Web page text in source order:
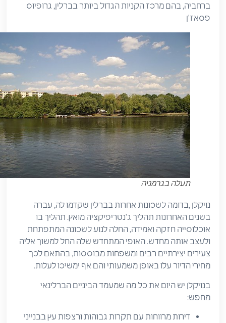
ברחביה, בהם מרכז הקניות הגדול ביותר בברלין, גרופיוס
פסאז'ן
תעלה בגרמניה
נויקלן ,בדומה לשכונות אחרות בברלין שקדמו לה, עברה
בשנים האחרונות תהליך ג'נטריפיקציה מואץ. תהליך בו
אוכלוסייה חזקה ואמידה, החלה לנוע לשכונה המתפתחת
ולעצב אותה מחדש. האופי המתחדש שלה החל למשוך אליה
צעירים יצירתיים רבים ומשפחות מבוססות, בהתאם לכך
מחירי הדיור עלו באופן משמעותי והם אף ימשיכו לעלות.
בנויקלן יש היום את כל מה שמעמד הביניים הברלינאי
מחפש:
דירות מרווחות עם תקרות גבוהות ורצפות עץ בבנייני